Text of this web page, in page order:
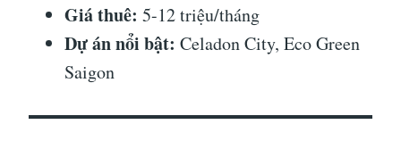
Giá thuê: 5-12 triệu/tháng
Dự án nổi bật: Celadon City, Eco Green
Saigon